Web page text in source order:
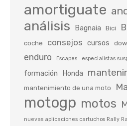
amortiguate
análisis Bagnaia Bici
coche consejos cursos
enduro Escapes especialistas
formación Honda
mantenimiento de una moto
motogp motos
nuevas aplicaciones cartuchos Rally